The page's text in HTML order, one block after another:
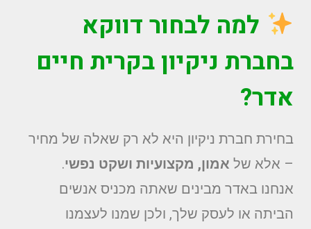
למה לבחור דווקא
בחברת ניקיון בקרית חיים
אדר?
בחירת חברת ניקיון היא לא רק שאלה של מחיר
– אלא של אמון, מקצועיות ושקט נפשי.
אנחנו באדר מבינים שאתה מכניס אנשים
הביתה או לעסק שלך, ולכן שמנו לעצמנו